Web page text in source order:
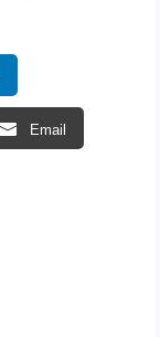
Email